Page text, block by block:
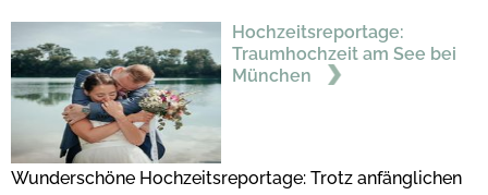
Hochzeitsreportage:
Traumhochzeit am See bei
München
Wunderschöne Hochzeitsreportage: Trotz anfänglichen